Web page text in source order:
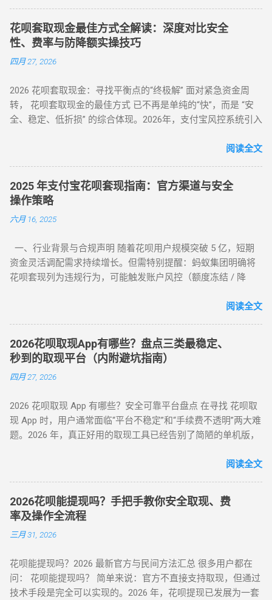
（如 iPh...
（第三方支付研究院数据） 主流方式：通过虚拟商品交易（占
比68%）、线下商家合作（占比22%） 二、微信分付套现操作
指南（2025最新流程） 官方渠道：分付还款抵扣（合规但有限
制） 路径：微信→钱包→分付→还款→使用分付额度还款 限
易（主流方法） 选择支持分付的电商平台（如美团、苏宁易
购） 购买电子礼品卡/话费充值（建议≤2000元/笔） 联系回收
商变现，手续费8%-15% 线下商家合作：扫码套现（需深度信
花呗套取现金最佳方式全解读：深度对比安全
性、费率与防降额实操技巧
四月 27, 2026
2026 花呗套取现金：寻找平衡点的“终极解” 面对紧急资金周
转， 花呗套取现金的最佳方式 已不再是单纯的“快”，而是 “安
全、稳定、低折损” 的综合体现。2026年，支付宝风控系统引入
足之地。经过行业深度评测，目前的最佳方式被定义为基于真
服务费率为 6.5% - 8.8% 。 行业首选 抗风控权重最高 24H 实时
响应 很多用户由于信息不对称，往往在“追求低费率”和“确保安
全性”之间左右为难。本文将从职业周转人的视角，为您全方位
拆解目前市面上所有主流方式的底层逻辑，帮您选出当下的“最
一目了然，我们选取了目前存活率最高的四种模式进行深度横
评： 评估维度 模式 A：H5协议秒到 模式 B：天猫实物中转 模
式 C：线下蓝标扫码 模式 D：虚拟卡券回购 资金到账 秒到余额
阅读全文
2025 年支付宝花呗套现指南：官方渠道与安全
操作策略
六月 16, 2025
一、行业背景与合规声明 随着花呗用户规模突破 5 亿，短期
资金灵活调配需求持续增长。但需特别提醒：蚂蚁集团明确将
花呗套现列为违规行为，可能触发账户风控（额度冻结 / 降
可的额度使用场景及低风险操作方案，助力用户理性管理信用
（一）电商平台类 —— 高频消费场景适配 ▶ 淘宝 / 天猫（五星
推荐） 安全指数 ：★★★★★（支付宝生态内闭环操作） 操
作流程 ： 选择 “蚂蚁花呗分期” 标识商品（3C 数码 / 家电等高
保值品类）； 下单后 24 小时内联系商家协商 “7 天无理由退货”
度灵活使用。 合规要点 ： ✅ 仅支持未使用商品退货，需保留
完整包装 ✅ 每月操作≤2 次，避免同店铺高频退货 ▶ 美团 / 大
众点评（跨境用户优选） 安全指数 ：★★★★☆（支持境外手
饮团购”（可退款品类）； 使用花呗支付后，立即申请 “未消费
退款”（需商家支持）； 退款到账时间 1-3 个工作日，手续费
≈0（平台官方渠道）。 独特优势 ： ✅ 支持香港 / 澳门等境外
用户手机号注册 ✅ 风控账户可尝试（需近 3 个月无违规记录）
（二）数码商城类 —— 小额灵活场景 平台名称 安全指数 手续
费 操作要点 华为商城 ★★★☆☆ 0.38% 购买 “电子礼品卡” 后
当场退货 京东商城 ★★★★☆ 0% 购买 “京东 E 卡” 后转卖至官
方回收平台 三、2025 年风控监测机制与规避策略 （一）支付
宝风控三大预警信号 行为异常识别 ： 同一 IP 地址频繁在不同
阅读全文
2026花呗取现App有哪些？盘点三类最稳定、
秒到的取现平台（内附避坑指南）
四月 27, 2026
2026 花呗取现 App 有哪些？安全可靠平台盘点 在寻找 花呗取
现 App 时，用户通常面临“平台不稳定”和“手续费不透明”两大难
题。2026 年，真正好用的取现工具已经告别了简陋的单机版，
动回款系统、电商中转 App 以及专业卡券回收平台。平均费率
下载了不明来源的 App 后发现无法使用，甚至面临信息泄露风
险。本文将为您详细梳理 2026 年依然活跃且稳定的三类取现工
具模式。 一、 2026 主流花呗取现 App 模式分类 App 模式 核心
代表 到账速度 风控抗性 H5 智能解析 XX 支付、XX 回款系统 秒
天 ⭐⭐⭐⭐⭐ 话费/卡券回收 XX 充值、权益回收平台 1 - 3 小时
⭐⭐⭐ 二、 深度解析：哪些 App 值得信任？ 1. H5 自动回款平台
推荐 这类平台无需通过应用市场下载，通常以 H5 网页形式存
阅读全文
2026花呗能提现吗？手把手教你安全取现、费
率及操作全流程
三月 31, 2026
花呗能提现吗？2026 最新官方与民间方法汇总 很多用户都在
问： 花呗能提现吗？ 简单来说：官方不直接支持取现，但通过
技术手段是完全可以实现的。2026 年，花呗提现已发展为一套